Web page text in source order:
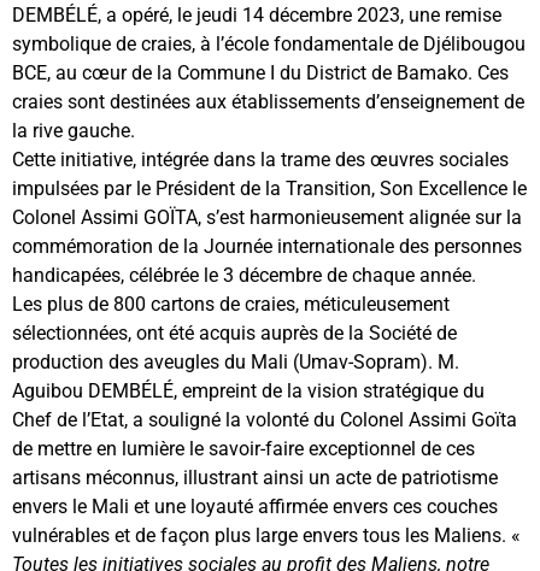
DEMBÉLÉ, a opéré, le jeudi 14 décembre 2023, une remise
symbolique de craies, à l’école fondamentale de Djélibougou
BCE, au cœur de la Commune I du District de Bamako. Ces
craies sont destinées aux établissements d’enseignement de
la rive gauche.
Cette initiative, intégrée dans la trame des œuvres sociales
impulsées par le Président de la Transition, Son Excellence le
Colonel Assimi GOÏTA, s’est harmonieusement alignée sur la
commémoration de la Journée internationale des personnes
handicapées, célébrée le 3 décembre de chaque année.
Les plus de 800 cartons de craies, méticuleusement
sélectionnées, ont été acquis auprès de la Société de
production des aveugles du Mali (Umav-Sopram). M.
Aguibou DEMBÉLÉ, empreint de la vision stratégique du
Chef de l’Etat, a souligné la volonté du Colonel Assimi Goïta
de mettre en lumière le savoir-faire exceptionnel de ces
artisans méconnus, illustrant ainsi un acte de patriotisme
envers le Mali et une loyauté affirmée envers ces couches
vulnérables et de façon plus large envers tous les Maliens. «
Toutes les initiatives sociales au profit des Maliens, notre